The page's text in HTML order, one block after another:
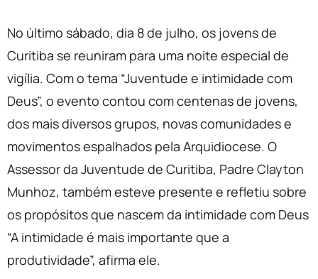
No último sábado, dia 8 de julho, os jovens de
Curitiba se reuniram para uma noite especial de
vigília. Com o tema “Juventude e intimidade com
Deus”, o evento contou com centenas de jovens,
dos mais diversos grupos, novas comunidades e
movimentos espalhados pela Arquidiocese. O
Assessor da Juventude de Curitiba, Padre Clayton
Munhoz, também esteve presente e refletiu sobre
os propósitos que nascem da intimidade com Deus
“A intimidade é mais importante que a
produtividade”, afirma ele.